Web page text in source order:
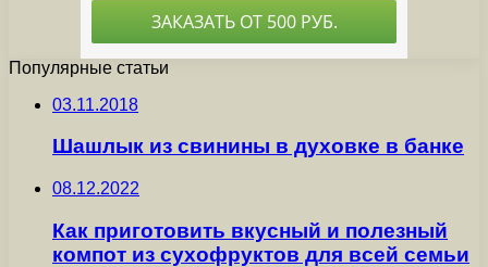
Популярные статьи
03.11.2018
Шашлык из свинины в духовке в банке
08.12.2022
Как приготовить вкусный и полезный
компот из сухофруктов для всей семьи